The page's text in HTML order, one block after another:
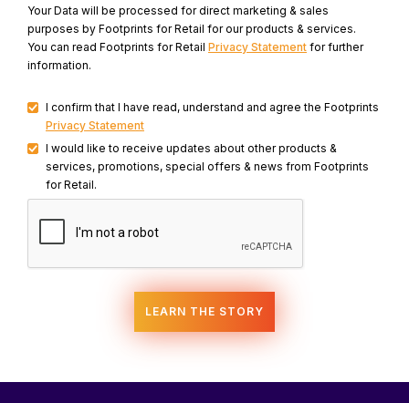
Your Data will be processed for direct marketing & sales
purposes by Footprints for Retail for our products & services.
You can read Footprints for Retail Privacy Statement for further
information.
I confirm that I have read, understand and agree the Footprints
Privacy Statement
I would like to receive updates about other products &
services, promotions, special offers & news from Footprints
for Retail.